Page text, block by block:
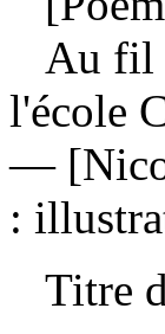
Au fil
l'école
—
:
Titre